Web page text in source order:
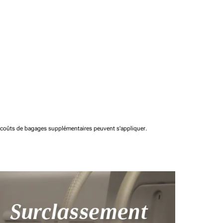
de bagages supplémentaires peuvent s'appliquer.